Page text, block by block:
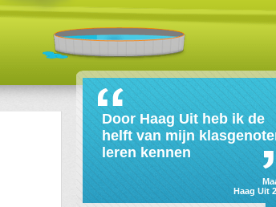
Door Haag Uit heb ik de
helft van mijn
leren kennen
Haag Uit